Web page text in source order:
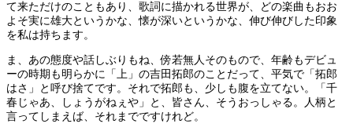
て来ただけのこともあり、歌詞に描かれる世界が、どの楽曲もおお
よそ実に雄大というかな、懐が深いというかな、伸び伸びした印象
を私は持ちます。
ま、あの態度や話しぶりもね、傍若無人そのもので、年齢もデビュ
ーの時期も明らかに「上」の吉田拓郎のことだって、平気で「拓郎
はさ」と呼び捨てです。それで拓郎も、少しも腹を立てない。「千
春じゃあ、しょうがねぇや」と、皆さん、そうおっしゃる。人柄と
言ってしまえば、それまでですけれど。